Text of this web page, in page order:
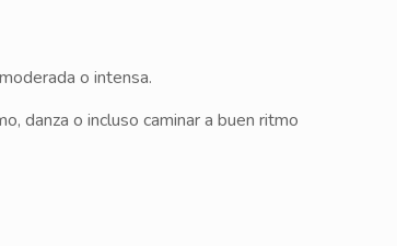
o intensa.
danza o incluso caminar a buen ritmo